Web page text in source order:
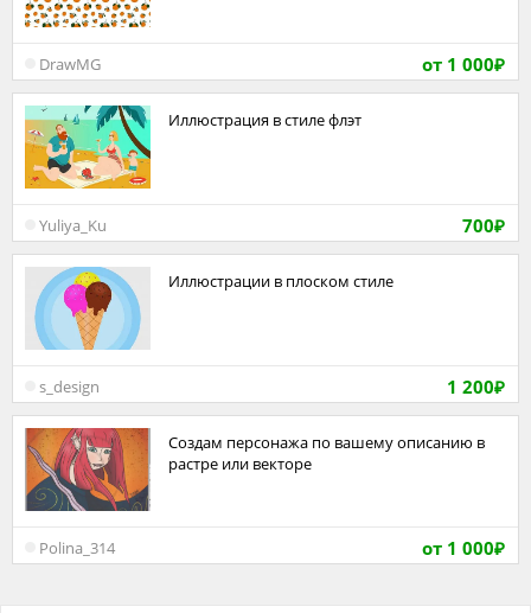
от 1 000₽
DrawMG
Иллюстрация в стиле флэт
700₽
Yuliya_Ku
Иллюстрации в плоском стиле
1 200₽
s_design
Создам персонажа по вашему описанию в
растре или векторе
от 1 000₽
Polina_314